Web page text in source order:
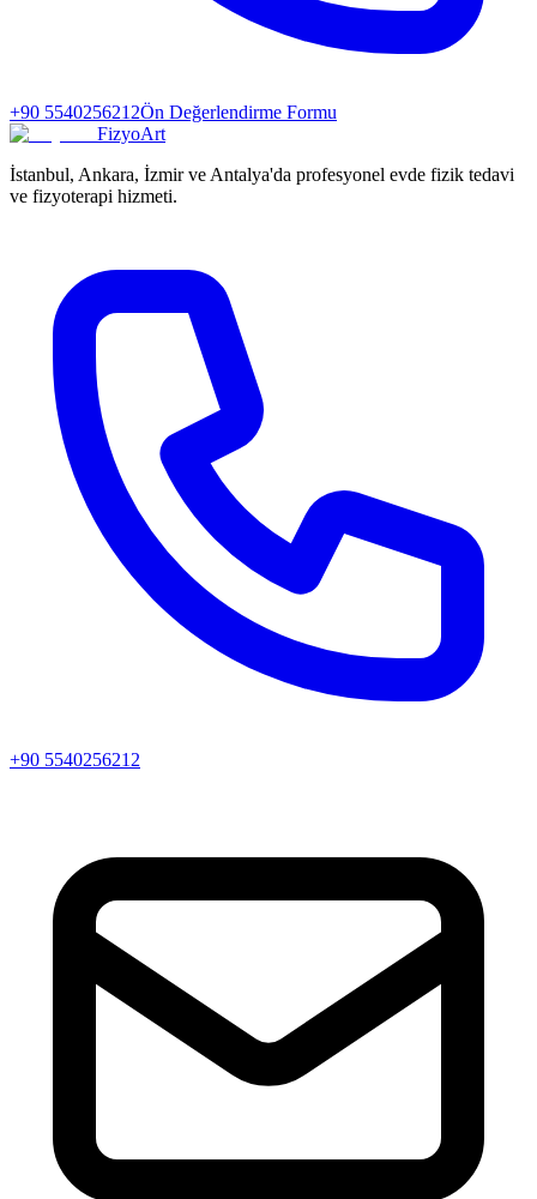
+90 5540256212Ön Değerlendirme Formu
FizyoArt
İstanbul, Ankara, İzmir ve Antalya'da profesyonel evde fizik tedavi
ve fizyoterapi hizmeti.
+90 5540256212